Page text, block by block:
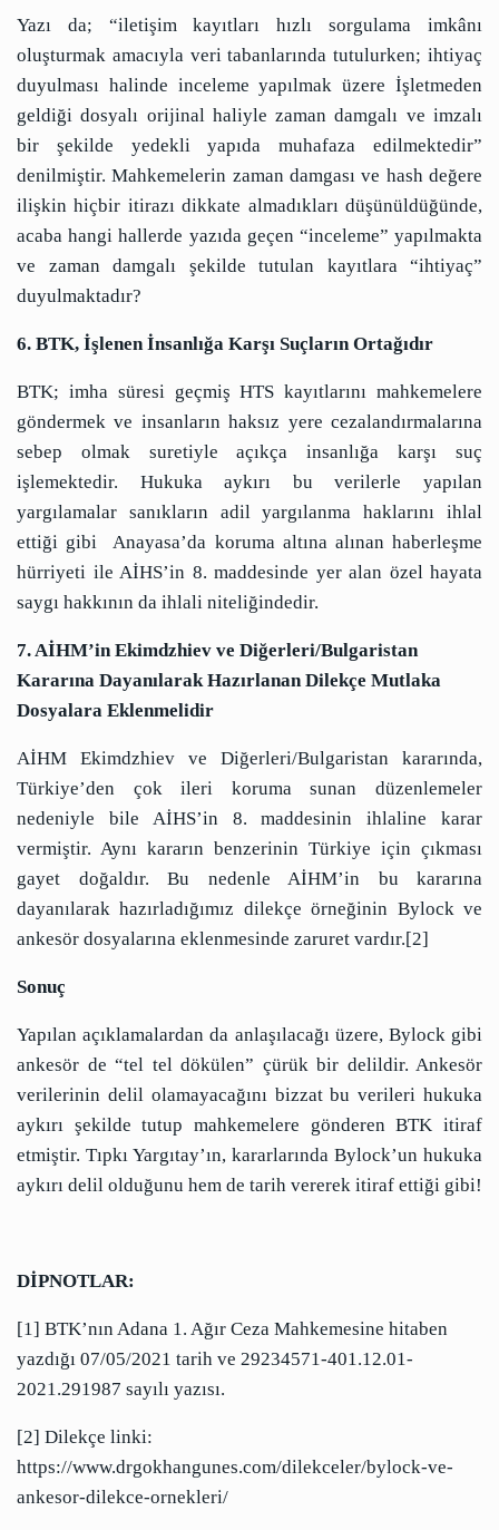
Yazı da; “iletişim kayıtları hızlı sorgulama imkânı
oluşturmak amacıyla veri tabanlarında tutulurken; ihtiyaç
duyulması halinde inceleme yapılmak üzere İşletmeden
geldiği dosyalı orijinal haliyle zaman damgalı ve imzalı
bir şekilde yedekli yapıda muhafaza edilmektedir”
denilmiştir. Mahkemelerin zaman damgası ve hash değere
ilişkin hiçbir itirazı dikkate almadıkları düşünüldüğünde,
acaba hangi hallerde yazıda geçen “inceleme” yapılmakta
ve zaman damgalı şekilde tutulan kayıtlara “ihtiyaç”
duyulmaktadır?
6. BTK, İşlenen İnsanlığa Karşı Suçların Ortağıdır
BTK; imha süresi geçmiş HTS kayıtlarını mahkemelere
göndermek ve insanların haksız yere cezalandırmalarına
sebep olmak suretiyle açıkça insanlığa karşı suç
işlemektedir. Hukuka aykırı bu verilerle yapılan
yargılamalar sanıkların adil yargılanma haklarını ihlal
ettiği gibi Anayasa’da koruma altına alınan haberleşme
hürriyeti ile AİHS’in 8. maddesinde yer alan özel hayata
saygı hakkının da ihlali niteliğindedir.
7. AİHM’in Ekimdzhiev ve Diğerleri/Bulgaristan
Kararına Dayanılarak Hazırlanan Dilekçe Mutlaka
Dosyalara Eklenmelidir
AİHM Ekimdzhiev ve Diğerleri/Bulgaristan kararında,
Türkiye’den çok ileri koruma sunan düzenlemeler
nedeniyle bile AİHS’in 8. maddesinin ihlaline karar
vermiştir. Aynı kararın benzerinin Türkiye için çıkması
gayet doğaldır. Bu nedenle AİHM’in bu kararına
dayanılarak hazırladığımız dilekçe örneğinin Bylock ve
ankesör dosyalarına eklenmesinde zaruret vardır.[2]
Sonuç
Yapılan açıklamalardan da anlaşılacağı üzere, Bylock gibi
ankesör de “tel tel dökülen” çürük bir delildir. Ankesör
verilerinin delil olamayacağını bizzat bu verileri hukuka
aykırı şekilde tutup mahkemelere gönderen BTK itiraf
etmiştir. Tıpkı Yargıtay’ın, kararlarında Bylock’un hukuka
aykırı delil olduğunu hem de tarih vererek itiraf ettiği gibi!
DİPNOTLAR:
[1] BTK’nın Adana 1. Ağır Ceza Mahkemesine hitaben
yazdığı 07/05/2021 tarih ve 29234571-401.12.01-
2021.291987 sayılı yazısı.
[2] Dilekçe linki:
https://www.drgokhangunes.com/dilekceler/bylock-ve-
ankesor-dilekce-ornekleri/